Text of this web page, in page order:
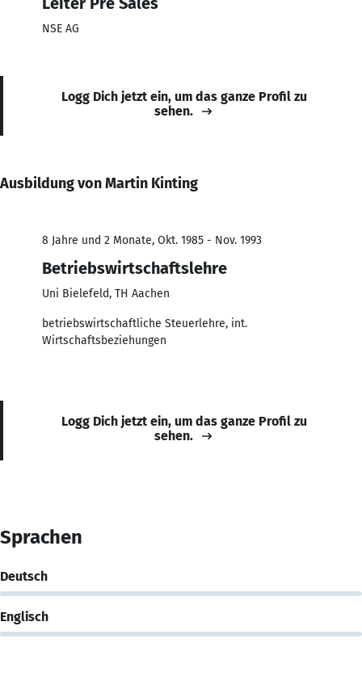
NSE AG
Logg Dich jetzt ein, um das ganze Profil zu
sehen.
Ausbildung von Martin Kinting
8 Jahre und 2 Monate, Okt. 1985 - Nov. 1993
Betriebswirtschaftslehre
Uni Bielefeld, TH Aachen
betriebswirtschaftliche Steuerlehre, int.
Wirtschaftsbeziehungen
Logg Dich jetzt ein, um das ganze Profil zu
sehen.
Sprachen
Deutsch
Englisch